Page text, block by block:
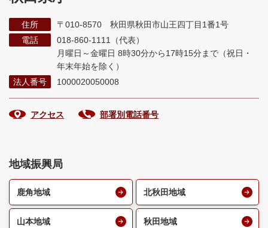
住所
〒010-8570 秋田県秋田市山王四丁目1番1号
電話
018-860-1111（代表）
月曜日～金曜日 8時30分から17時15分まで （祝日・
年末年始を除く）
法人番号
1000020050008
アクセス 部署別電話番号
地域振興局
鹿角地域 北秋田地域
山本地域 秋田地域